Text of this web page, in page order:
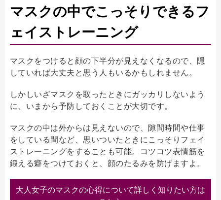
マスクの中でこっそりできるフ
ェイストレーニング
マスクをつけると顔の下半分が見えなくなるので、隠
していれば大丈夫と思う人もいるかもしれません。
しかしいざマスクを取ったときにガッカリしないよう
に、いまから予防しておくことが大切です。
マスクの中は外からは見えないので、隙間時間や仕事
をしている間など、思いついたときにこっそりフェイ
ストレーニングをすることも可能。コツコツ表情筋を
鍛える癖をつけておくと、顔のたるみを防げますよ。
大人女子のマスクの心得について詳しく知りたい方は